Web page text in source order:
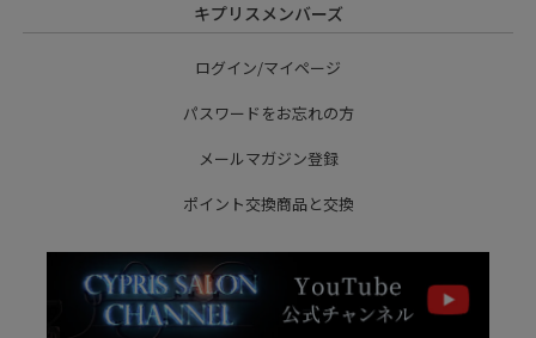
キプリスメンバーズ
ログイン/マイページ
パスワードをお忘れの方
メールマガジン登録
ポイント交換商品と交換